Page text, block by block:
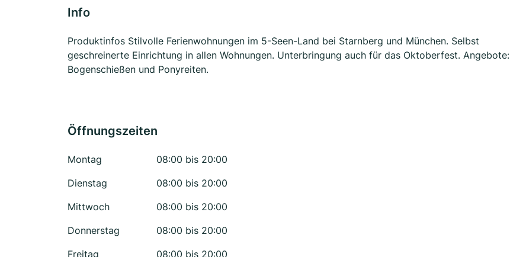
Info
Produktinfos Stilvolle Ferienwohnungen im 5-Seen-Land bei Starnberg und München. Selbst
geschreinerte Einrichtung in allen Wohnungen. Unterbringung auch für das Oktoberfest. Angebote:
Bogenschießen und Ponyreiten.
Öffnungszeiten
Montag
08:00 bis 20:00
Dienstag
08:00 bis 20:00
Mittwoch
08:00 bis 20:00
Donnerstag
08:00 bis 20:00
Freitag
08:00 bis 20:00